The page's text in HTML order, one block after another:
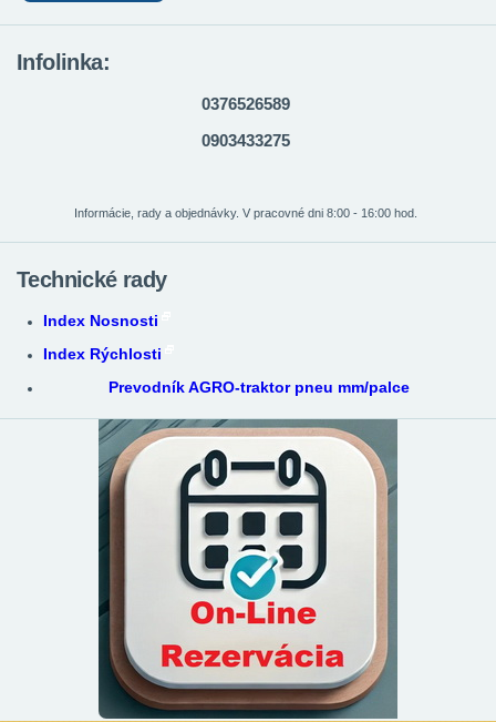
Infolinka:
0376526589
0903433275
Informácie, rady a objednávky. V pracovné dni 8:00 - 16:00 hod.
Technické rady
Index Nosnosti
Index Rýchlosti
Prevodník AGRO-traktor pneu mm/palce